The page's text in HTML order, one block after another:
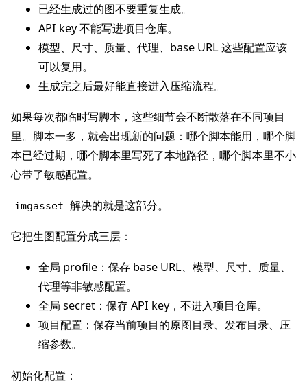
已经生成过的图不要重复生成。
API key 不能写进项目仓库。
模型、尺寸、质量、代理、base URL 这些配置应该
可以复用。
生成完之后最好能直接进入压缩流程。
如果每次都临时写脚本，这些细节会不断散落在不同项目
里。脚本一多，就会出现新的问题：哪个脚本能用，哪个脚
本已经过期，哪个脚本里写死了本地路径，哪个脚本里不小
心带了敏感配置。
imgasset 解决的就是这部分。
它把生图配置分成三层：
全局 profile：保存 base URL、模型、尺寸、质量、
代理等非敏感配置。
全局 secret：保存 API key，不进入项目仓库。
项目配置：保存当前项目的原图目录、发布目录、压
缩参数。
初始化配置：